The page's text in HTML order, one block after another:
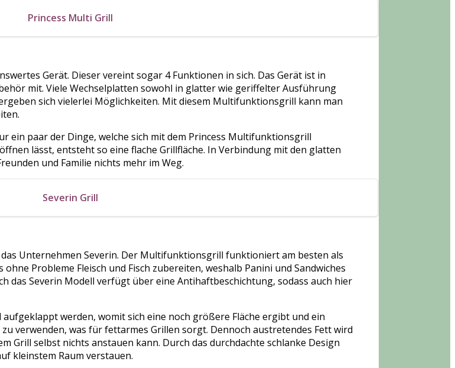
Princess Multi Grill
Gerät. Dieser vereint sogar 4 Funktionen in sich. Das Gerät ist in
mit. Viele Wechselplatten sowohl in glatter wie geriffelter Ausführung
sich vielerlei Möglichkeiten. Mit diesem Multifunktionsgrill kann man
ein paar der Dinge, welche sich mit dem Princess Multifunktionsgrill
lässt, entsteht so eine flache Grillfläche. In Verbindung mit den glatten
und Familie nichts mehr im Weg.
Severin Grill
Unternehmen Severin. Der Multifunktionsgrill funktioniert am besten als
Probleme Fleisch und Fisch zubereiten, weshalb Panini und Sandwiches
das Severin Modell verfügt über eine Antihaftbeschichtung, sodass auch hier
werden, womit sich eine noch größere Fläche ergibt und ein
verwenden, was für fettarmes Grillen sorgt. Dennoch austretendes Fett wird
Grill selbst nichts anstauen kann. Durch das durchdachte schlanke Design
kleinstem Raum verstauen.